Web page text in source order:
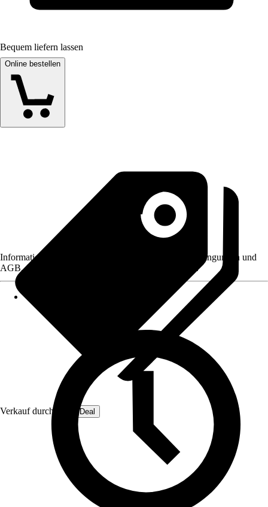
Bequem liefern lassen
Online bestellen
Verkauf durch: OmniDeal
Informationen des Verkäufers, wie z. B. Rückgabebedingungen und
AGB, finden Sie bei Klick auf den Verkäufernamen.